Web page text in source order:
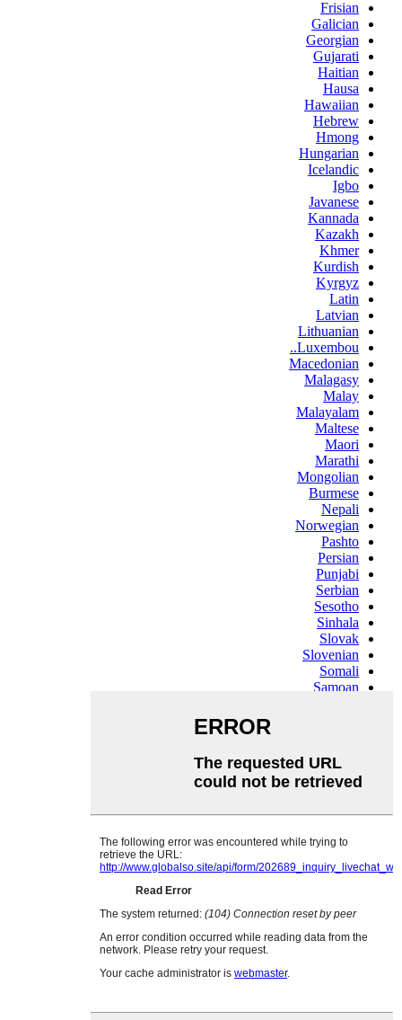
Frisian
Galician
Georgian
Gujarati
Haitian
Hausa
Hawaiian
Hebrew
Hmong
Hungarian
Icelandic
Igbo
Javanese
Kannada
Kazakh
Khmer
Kurdish
Kyrgyz
Latin
Latvian
Lithuanian
Luxembou..
Macedonian
Malagasy
Malay
Malayalam
Maltese
Maori
Marathi
Mongolian
Burmese
Nepali
Norwegian
Pashto
Persian
Punjabi
Serbian
Sesotho
Sinhala
Slovak
Slovenian
Somali
Samoan
Swahili
Tajik
Telugu
Ukrainian
Urdu
Welsh
Xhosa
Tatar